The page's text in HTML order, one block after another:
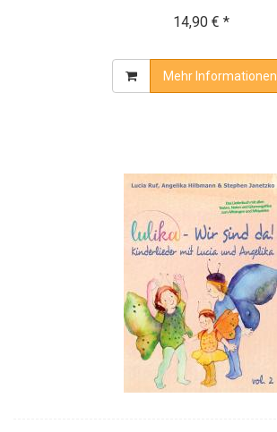
14,90 € *
Mehr Informationen